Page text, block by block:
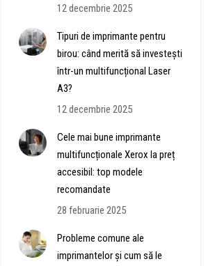
12 decembrie 2025
Tipuri de imprimante pentru
birou: când merită să investești
într-un multifuncțional Laser
A3?
12 decembrie 2025
Cele mai bune imprimante
multifuncționale Xerox la preț
accesibil: top modele
recomandate
28 februarie 2025
Probleme comune ale
imprimantelor și cum să le